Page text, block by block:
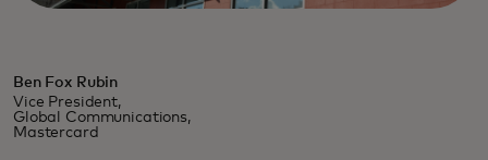
Ben Fox Rubin
Vice President,
Global Communications,
Mastercard